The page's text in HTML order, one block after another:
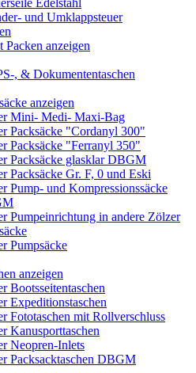
und Umklappsteuer
Packen anzeigen
, & Dokumententaschen
anzeigen
Mini- Medi- Maxi-Bag
Packsäcke "Cordanyl 300"
Packsäcke "Ferranyl 350"
Packsäcke glasklar DBGM
Packsäcke Gr. F, 0 und Eski
Pump- und Kompressionssäcke
Pumpeinrichtung in andere Zölzer
Pumpsäcke
anzeigen
Bootsseitentaschen
Expeditionstaschen
Fototaschen mit Rollverschluss
Kanusporttaschen
Neopren-Inlets
Packsacktaschen DBGM